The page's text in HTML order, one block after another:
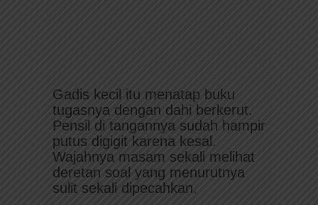
Gadis kecil itu menatap buku
tugasnya dengan dahi berkerut.
Pensil di tangannya sudah hampir
putus digigit karena kesal.
Wajahnya masam sekali melihat
deretan soal yang menurutnya
sulit sekali dipecahkan.